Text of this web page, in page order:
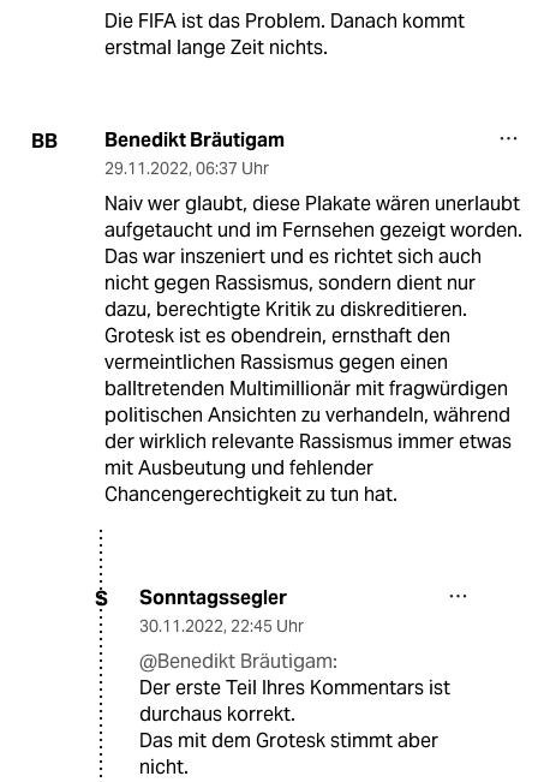
Die FIFA ist das Problem. Danach kommt
erstmal lange Zeit nichts.
BB Benedikt Bräutigam
29.11.2022, 06:37 Uhr
Naiv wer glaubt, diese Plakate wären unerlaubt
aufgetaucht und im Fernsehen gezeigt worden.
Das war inszeniert und es richtet sich auch
nicht gegen Rassismus, sondern dient nur
dazu, berechtigte Kritik zu diskreditieren.
Grotesk ist es obendrein, ernsthaft den
vermeintlichen Rassismus gegen einen
balltretenden Multimillionär mit fragwürdigen
politischen Ansichten zu verhandeln, während
der wirklich relevante Rassismus immer etwas
mit Ausbeutung und fehlender
Chancengerechtigkeit zu tun hat.
S Sonntagssegler
30.11.2022, 22:45 Uhr
@Benedikt Bräutigam:
Der erste Teil Ihres Kommentars ist
durchaus korrekt.
Das mit dem Grotesk stimmt aber
nicht.